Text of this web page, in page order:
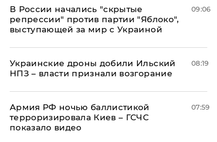
В России начались "скрытые
репрессии" против партии "Яблоко",
выступающей за мир с Украиной
09:06
Украинские дроны добили Ильский
НПЗ – власти признали возгорание
08:19
Армия РФ ночью баллистикой
терроризировала Киев – ГСЧС
показало видео
07:59